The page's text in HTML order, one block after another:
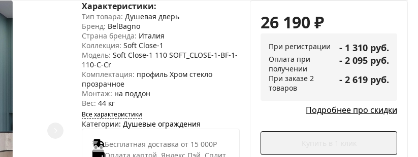
Характеристики:
Тип товара: Душевая дверь
Бренд: BelBagno
Страна бренда: Италия
Коллекция: Soft Close-1
Модель: Soft Close-1 110 SOFT_CLOSE-1-BF-1-
110-C-Cr
Комплектация: профиль Хром стекло
прозрачное
Монтаж: на поддон
Вес: 44 кг
Все характеристики
Категории: Душевые ограждения
Бесплатная доставка от 15 000Р
Оплата картой, Яндекс Пэй, Сплит
26 190₽
При регистрации - 1 310 руб.
Оплата при
получении
- 2 095 руб.
При заказе 2
товаров
- 2 619 руб.
Подробнее про скидки